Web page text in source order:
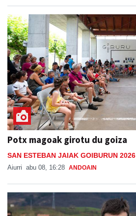
Potx magoak girotu du goiza
SAN ESTEBAN JAIAK GOIBURUN 2026
Aiurri abu 08, 16:28 ANDOAIN